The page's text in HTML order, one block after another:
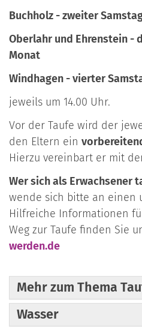
Buchholz - zweiter
Oberlahr und Ehrenstein -
Monat
Windhagen - vierter
jeweils um 14.00 Uhr.
Vor der Taufe wird der
den Eltern ein
Hierzu vereinbart er mit
Wer sich als Erwachsener
wende sich bitte an einen
Hilfreiche Informationen
Weg zur Taufe finden Sie
werden.de
Mehr zum Thema
Wasser